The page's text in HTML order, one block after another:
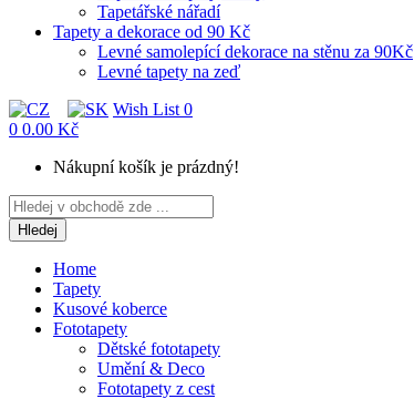
Tapetářské nářadí
Tapety a dekorace od 90 Kč
Levné samolepící dekorace na stěnu za 90Kč
Levné tapety na zeď
Wish List 0
0 0.00 Kč
Nákupní košík je prázdný!
Hledej
Home
Tapety
Kusové koberce
Fototapety
Dětské fototapety
Umění & Deco
Fototapety z cest